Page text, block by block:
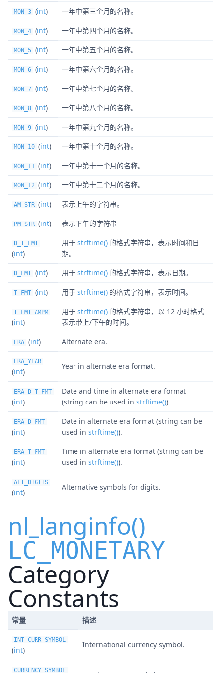
MON_3 (int) 一年中第三个月的名称。
MON_4 (int) 一年中第四个月的名称。
MON_5 (int) 一年中第五个月的名称。
MON_6 (int) 一年中第六个月的名称。
MON_7 (int) 一年中第七个月的名称。
MON_8 (int) 一年中第八个月的名称。
MON_9 (int) 一年中第九个月的名称。
MON_10 (int) 一年中第十个月的名称。
MON_11 (int) 一年中第十一个月的名称。
MON_12 (int) 一年中第十二个月的名称。
AM_STR (int) 表示上午的字符串。
PM_STR (int) 表示下午的字符串
D_T_FMT
(int)
用于 strftime() 的格式字符串，表示时间和日
期。
D_FMT (int) 用于 strftime() 的格式字符串，表示日期。
T_FMT (int) 用于 strftime() 的格式字符串，表示时间。
T_FMT_AMPM
(int)
用于 strftime() 的格式字符串，以 12 小时格式
表示带上/下午的时间。
ERA (int) Alternate era.
ERA_YEAR
(int)
Year in alternate era format.
ERA_D_T_FMT
(int)
Date and time in alternate era format
(string can be used in strftime()).
ERA_D_FMT
(int)
Date in alternate era format (string can be
used in strftime()).
ERA_T_FMT
(int)
Time in alternate era format (string can be
used in strftime()).
ALT_DIGITS
(int)
Alternative symbols for digits.
nl_langinfo()
LC_MONETARY
Category
Constants
常量 描述
INT_CURR_SYMBOL
(int)
International currency symbol.
CURRENCY_SYMBOL